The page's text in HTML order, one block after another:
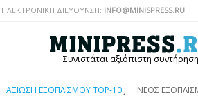
ΗΛΕΚΤΡΟΝΙΚΗ ΔΙΕΥΘΥΝΣΗ: INFO@MINISPRESS.RU
Συνιστάται αξιόπιστη συντήρηση
ΑΞΊΩΣΗ ΕΞΟΠΛΙΣΜΟΎ TOP-10 ΝΈΟΣ